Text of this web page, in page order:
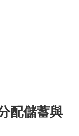
配儲蓄與